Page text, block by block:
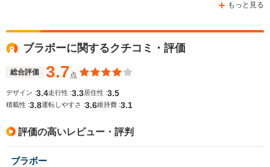
WLTCモード
燃費
もっと見る
ブラボーに関するクチコミ・評価
総合評価 3.7点
デザイン :3.4走行性 :3.3 居住性 :3.5
積載性 :3.8運転しやすさ :3.6維持費 :3.1
評価の高いレビュー・評判
ブラボー